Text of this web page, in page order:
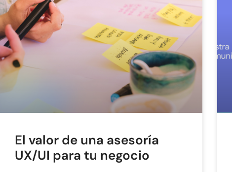
El valor de una asesoría
UX/UI para tu negocio